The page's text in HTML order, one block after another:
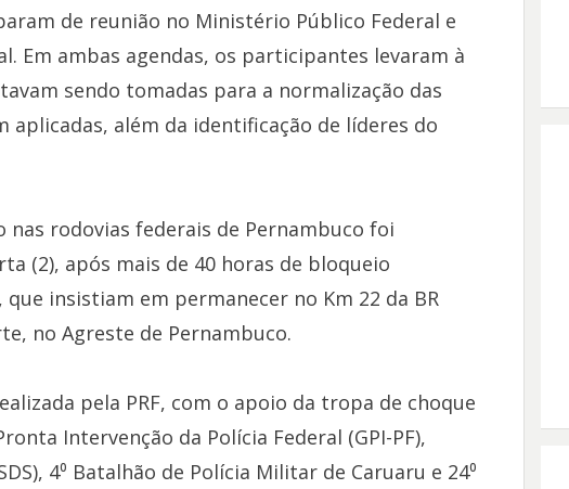
de reunião no Ministério Público Federal e
Em ambas agendas, os participantes levaram à
sendo tomadas para a normalização das
aplicadas, além da identificação de líderes do
rodovias federais de Pernambuco foi
(2), após mais de 40 horas de bloqueio
insistiam em permanecer no Km 22 da BR
no Agreste de Pernambuco.
pela PRF, com o apoio da tropa de choque
Intervenção da Polícia Federal (GPI-PF),
4⁰ Batalhão de Polícia Militar de Caruaru e 24⁰